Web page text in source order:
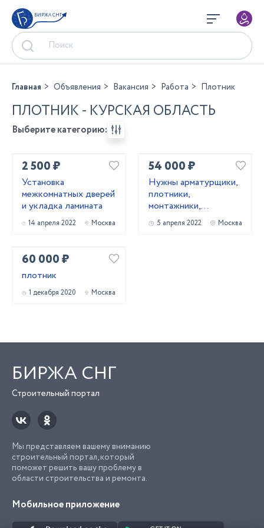
БИРЖА СНГ
Главная Объявления Вакансия Работа Плотник
ПЛОТНИК - КУРСКАЯ ОБЛАСТЬ
Выберите категорию:
2 500 ₽
Установка
межкомнатных дверей
и укладка ламината
14 апреля 2022 Москва
54 000 ₽
Нужны арматурщики,
плотники,
монтажники,
сварщики, бетонщики,
стропальщики,
5 апреля 2022 Москва
60 000 ₽
плотник
1 декабря 2020 Москва
БИРЖА СНГ
Строительный портал
Мы представляем вашему вниманию
строительный портал, который
поможет решить вашу проблему в
области строительства и ремонта.
Мобильное приложение